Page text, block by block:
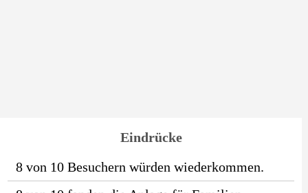
Eindrücke
8 von 10 Besuchern würden wiederkommen.